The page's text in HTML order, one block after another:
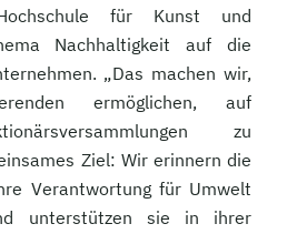
für Kunst und
Nachhaltigkeit auf die
„Das machen wir,
ermöglichen, auf
zu
Ziel: Wir erinnern die
Verantwortung für Umwelt
unterstützen sie in ihrer